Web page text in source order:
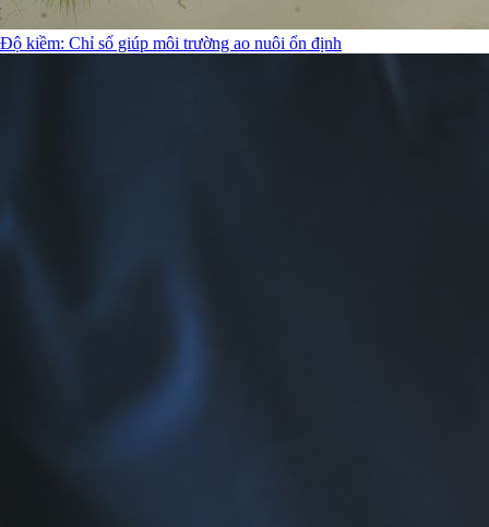
Độ kiềm: Chỉ số giúp môi trường ao nuôi ổn định